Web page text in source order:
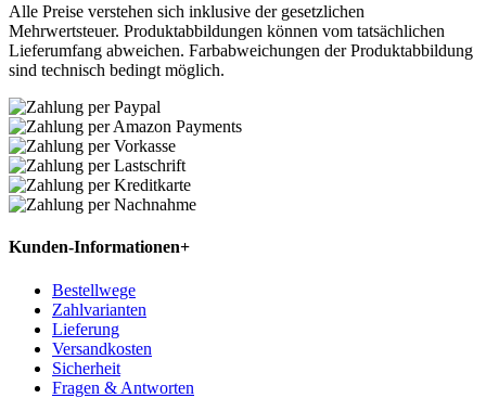
Alle Preise verstehen sich inklusive der gesetzlichen
Mehrwertsteuer. Produktabbildungen können vom tatsächlichen
Lieferumfang abweichen. Farbabweichungen der Produktabbildung
sind technisch bedingt möglich.
Kunden-Informationen+
Bestellwege
Zahlvarianten
Lieferung
Versandkosten
Sicherheit
Fragen & Antworten